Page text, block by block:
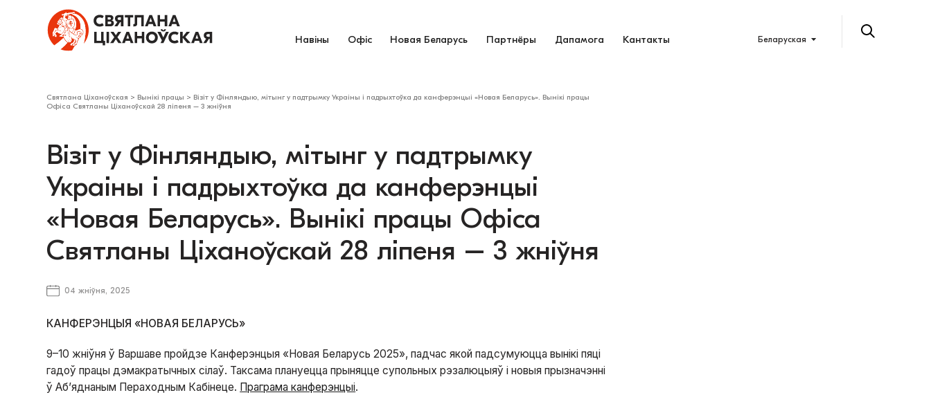
Навіны Офіс Новая Беларусь Партнёры Дапамога Кантакты Беларуская
Святлана Ціханоўская > Вынікі працы > Візіт у Фінляндыю, мітынг у падтрымку Украіны і падрыхтоўка да канферэнцыі «Новая Беларусь». Вынікі працы
Офіса Святланы Ціханоўскай 28 ліпеня – 3 жніўня
Візіт у Фінляндыю, мітынг у падтрымку
Украіны і падрыхтоўка да канферэнцыі
«Новая Беларусь». Вынікі працы Офіса
Святланы Ціханоўскай 28 ліпеня – 3 жніўня
04 жніўня, 2025
КАНФЕРЭНЦЫЯ «НОВАЯ БЕЛАРУСЬ»
9–10 жніўня ў Варшаве пройдзе Канферэнцыя «Новая Беларусь 2025», падчас якой падсумуюцца вынікі пяці
гадоў працы дэмакратычных сілаў. Таксама плануецца прыняцце супольных рэзалюцыяў і новыя прызначэнні
ў Аб’яднаным Пераходным Кабінеце. Праграма канферэнцыі.